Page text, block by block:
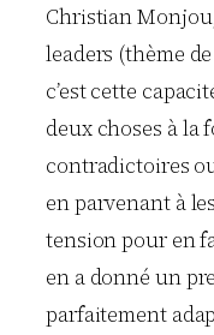
Christian
leaders (thème
c’est cette
deux choses à la
contradictoires
en parvenant à
tension pour en
en a donné un
parfaitement